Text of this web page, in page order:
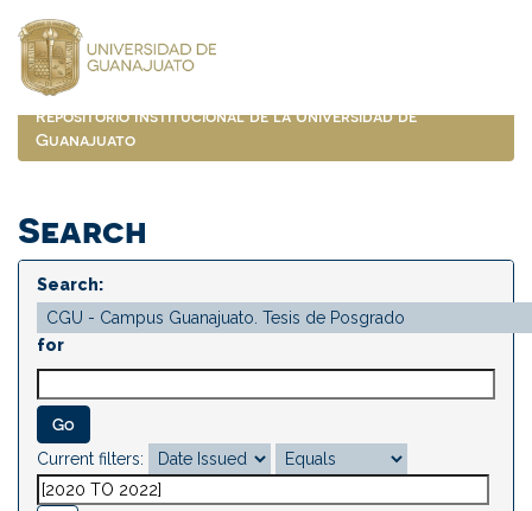
navigation
Repositorio Institucional de la Universidad de
Guanajuato
Search
Search:
for
Current filters: